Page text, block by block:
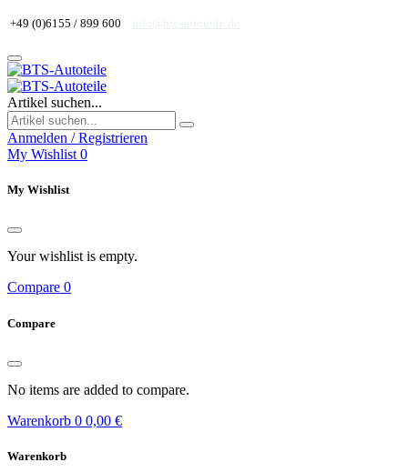
+49 (0)6155 / 899 600
Artikel suchen...
Anmelden / Registrieren
My Wishlist 0
My Wishlist
Your wishlist is empty.
Compare 0
Compare
No items are added to compare.
Warenkorb 0 0,00 €
Warenkorb